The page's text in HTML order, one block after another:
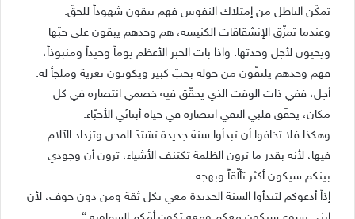
تمكّن الباطل من إمتلاك النفوس فهم يبقون شهوداً للحقّ.
وعندما تمزّق الإنشقاقات الكنيسة، هم وحدهم يبقون على حبّها
ويحيون لأجل وحدتها. واذا بات الحبر الأعظم يوماً وحيداً ومنبوذاً،
فهم وحدهم يلتفّون من حوله بحبّ كبير ويكونون تعزية وملجأ له.
أجل، ففي ذات الوقت الذي يحقّق فيه خصمي انتصاره في كل
مكان، يحقّق قلبي النقي انتصاره في حياة أبنائي الأحبّاء.
وهكذا فلا تخافوا أن تبدأوا سنة جديدة تشتدّ المحن وتزداد الآلام
فيها، لأنه بقدر ما ترون الظلمة تكتنف الأشياء، ترون أن وجودي
بينكم سيكون أكثر تألّقاً وبهجة.
إذاً أدعوكم لتبدأوا السنة الجديدة معي بكل ثقة ومن دون خوف، لأن